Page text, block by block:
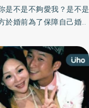
是不是不夠愛我？是不是
婚前為了保障自己婚後
中，分享自己多年來摸爬
析親密關係，成為自己心